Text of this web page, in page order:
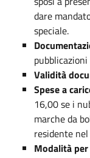
dare
speciale.
pubblicazioni
Validità
Spese a
16,00 se i
marche da
residente
Modalità